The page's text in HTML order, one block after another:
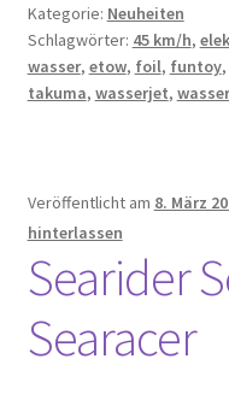
Kategorie: Neuheiten
Schlagwörter: 45 km/h,
wasser, etow, foil, funtoy,
takuma, wasserjet,
Veröffentlicht am 8. März
hinterlassen
Searider
Searacer